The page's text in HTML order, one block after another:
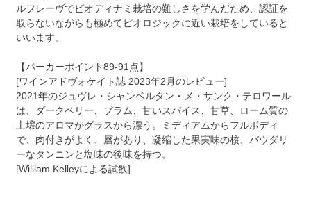
ルフレーヴでビオディナミ栽培の難しさを学んだため、認証を
取らないながらも極めてビオロジックに近い栽培をしていると
いいます。
【パーカーポイント89-91点】
[ワインアドヴォケイト誌 2023年2月のレビュー]
2021年のジュヴレ・シャンベルタン・メ・サンク・テロワール
は、ダークベリー、プラム、甘いスパイス、甘草、ローム質の
土壌のアロマがグラスから漂う。ミディアムからフルボディ
で、肉付きがよく、層があり、凝縮した果実味の核、パウダリ
ーなタンニンと塩味の後味を持つ。
[William Kelleyによる試飲]